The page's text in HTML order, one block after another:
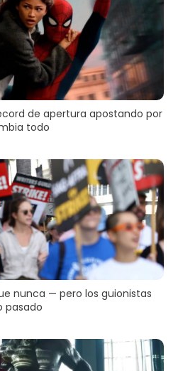
de apertura apostando por
todo
nunca — pero los guionistas
pasado